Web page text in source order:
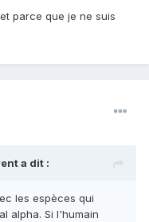
parce que je ne suis
a dit :
les espèces qui
alpha. Si l'humain